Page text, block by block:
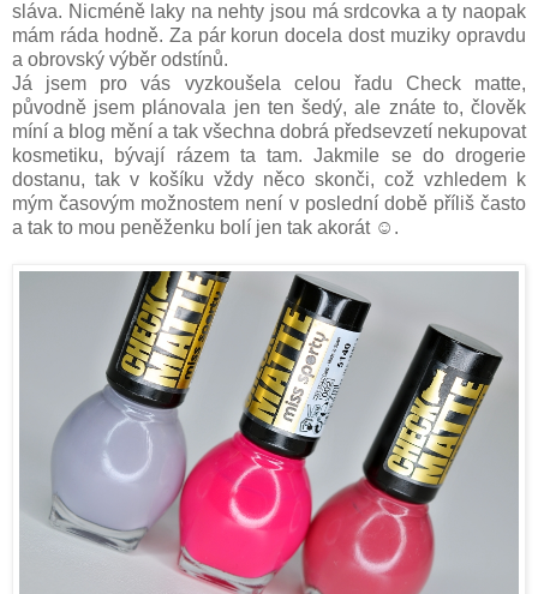
sláva. Nicméně laky na nehty jsou má srdcovka a ty naopak
mám ráda hodně. Za pár korun docela dost muziky opravdu
a obrovský výběr odstínů.
Já jsem pro vás vyzkoušela celou řadu Check matte,
původně jsem plánovala jen ten šedý, ale znáte to, člověk
míní a blog mění a tak všechna dobrá předsevzetí nekupovat
kosmetiku, bývají rázem ta tam. Jakmile se do drogerie
dostanu, tak v košíku vždy něco skonči, což vzhledem k
mým časovým možnostem není v poslední době příliš často
a tak to mou peněženku bolí jen tak akorát ☺.